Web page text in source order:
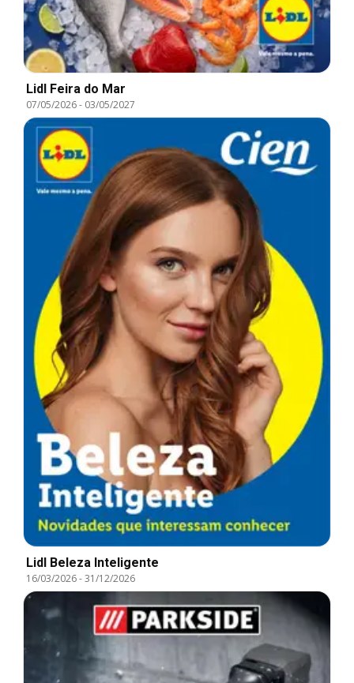
Lidl Feira do Mar
07/05/2026- 03/05/2027
Lidl Beleza Inteligente
16/03/2026-31/12/2026